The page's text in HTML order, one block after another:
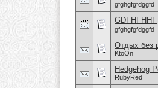
gfghgfgfdggfd
GDFHFHHF
gfghgfgfdggfd
Отдых без
KtoOn
Hedgehog
RubyRed